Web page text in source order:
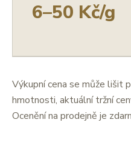
6–50 Kč/g
Výkupní cena se může lišit
hmotnosti, aktuální tržní
Ocenění na prodejně je